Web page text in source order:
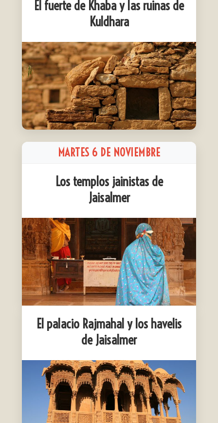
El fuerte de Khaba y las ruinas de
Kuldhara
MARTES 6 DE NOVIEMBRE
Los templos jainistas de
Jaisalmer
El palacio Rajmahal y los havelis
de Jaisalmer